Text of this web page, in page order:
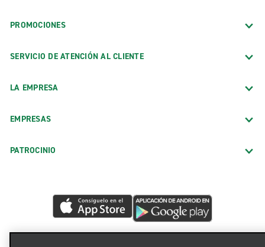
PROMOCIONES
SERVICIO DE ATENCIÓN AL CLIENTE
LA EMPRESA
EMPRESAS
PATROCINIO